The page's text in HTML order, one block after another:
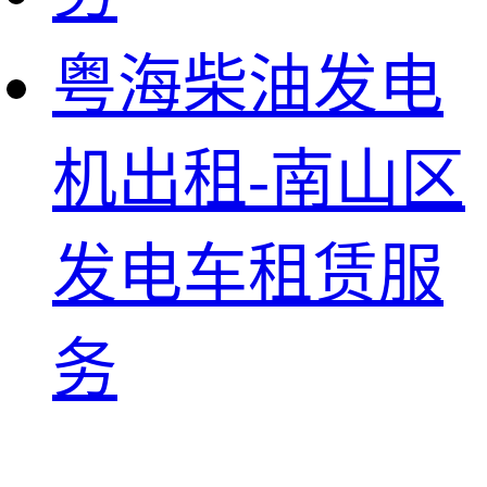
粤海柴油发电
机出租-南山区
发电车租赁服
务